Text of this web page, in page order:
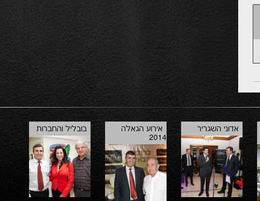
בובליל והחברות
אירוע הגאלה
2014
אדוני השגריר